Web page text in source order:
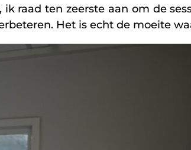
raad ten zeerste aan om de
Het is echt de moeite